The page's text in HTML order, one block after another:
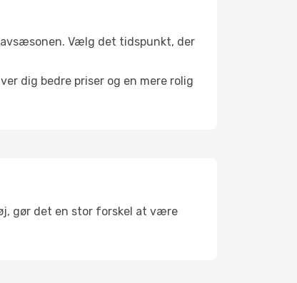
Vælg det tidspunkt, der
dig bedre priser og en mere rolig
gør det en stor forskel at være